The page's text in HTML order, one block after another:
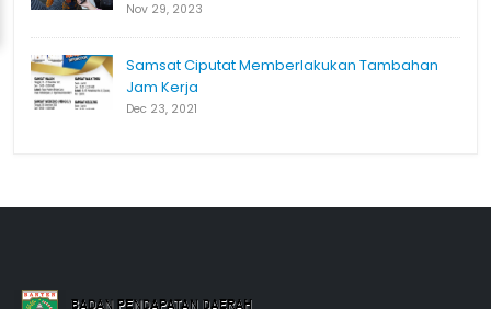
Nov 29, 2023
Samsat Ciputat Memberlakukan Tambahan
Jam Kerja
Dec 23, 2021